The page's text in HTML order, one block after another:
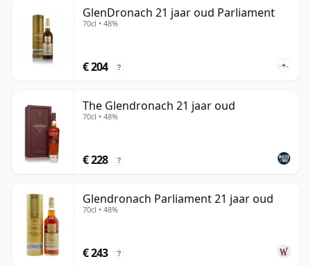
GlenDronach 21 jaar oud Parliament
70cl • 48%
€ 204 ?
The Glendronach 21 jaar oud
70cl • 48%
€ 228 ?
Glendronach Parliament 21 jaar oud
70cl • 48%
€ 243 ?